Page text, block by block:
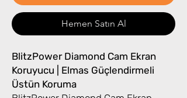
Hemen Satın Al
BlitzPower Diamond Cam Ekran
Koruyucu | Elmas Güçlendirmeli
Üstün Koruma